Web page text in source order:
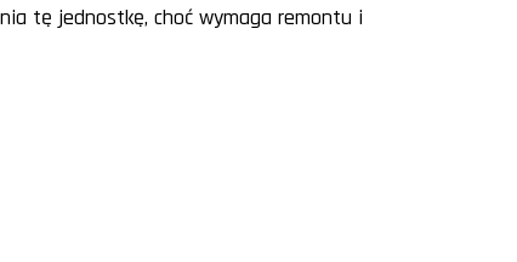
tę jednostkę, choć wymaga remontu i